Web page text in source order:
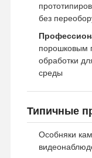
без
порошковым
обработки
среды
Типичные
Особняки